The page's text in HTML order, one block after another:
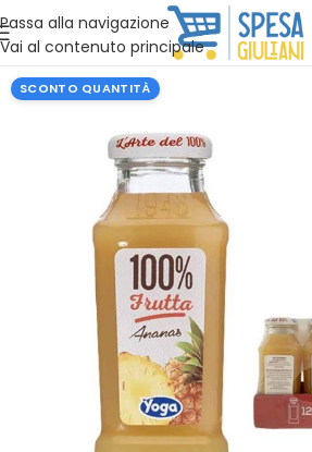
Passa alla navigazione
Vai al contenuto principale
Vuoi assistenza?Clicca qui e ti
SCONTO QUANTITÀ